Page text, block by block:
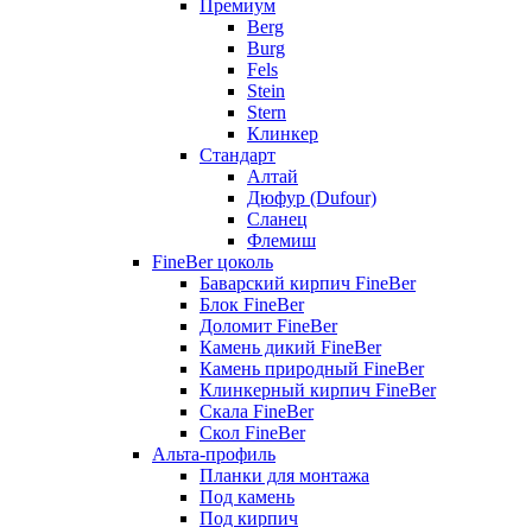
Премиум
Berg
Burg
Fels
Stein
Stern
Клинкер
Стандарт
Алтай
Дюфур (Dufour)
Сланец
Флемиш
FineBer цоколь
Баварский кирпич FineBer
Блок FineBer
Доломит FineBer
Камень дикий FineBer
Камень природный FineBer
Клинкерный кирпич FineBer
Скала FineBer
Скол FineBer
Альта-профиль
Планки для монтажа
Под камень
Под кирпич